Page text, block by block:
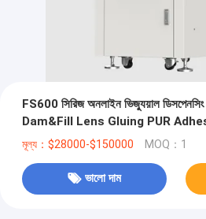
FS600 সিরিজ অনলাইন ভিজ্যুয়াল
Dam&Fill Lens Gluing PUR
Middle Bezel
মূল্য：$28000-$150000 MOQ：1
ভালো দাম